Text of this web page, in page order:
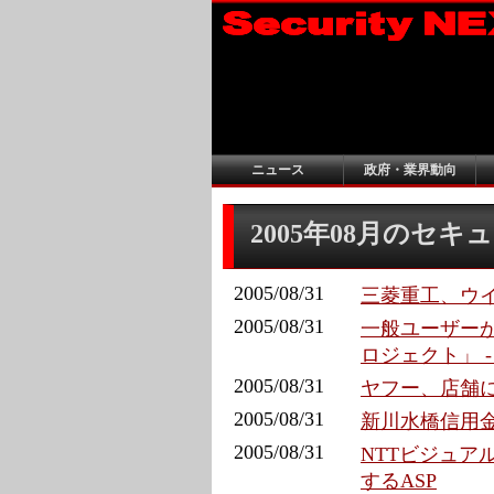
ニュース 政府・業界動向
2005年08月のセキ
2005/08/31
三菱重工、ウ
2005/08/31
一般ユーザー
ロジェクト」
2005/08/31
ヤフー、店舗
2005/08/31
新川水橋信用
2005/08/31
NTTビジュア
するASP